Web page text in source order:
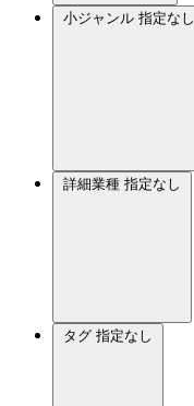
小ジャンル 指定なし
詳細業種 指定なし
タグ 指定なし